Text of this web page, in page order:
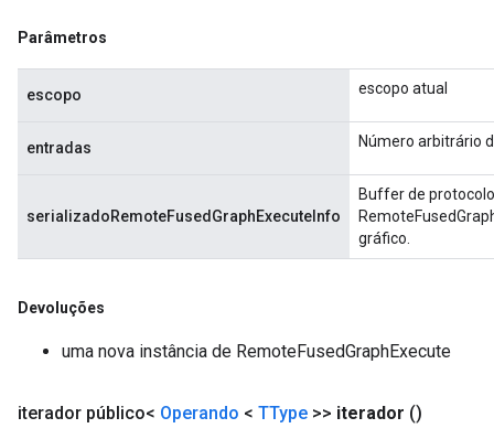
Parâmetros
escopo escopo atual
entradas Número arbitrário
serializadoRemoteFusedGraphExecuteInfo
Buffer de
gráfico.
Devoluções
uma nova instância de RemoteFusedGraphExecute
iterador público< Operando < TType >> iterador ()